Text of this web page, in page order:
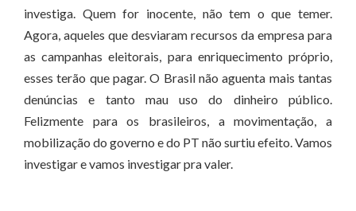
investiga. Quem for inocente, não tem o que temer.
Agora, aqueles que desviaram recursos da empresa para
as campanhas eleitorais, para enriquecimento próprio,
esses terão que pagar. O Brasil não aguenta mais tantas
denúncias e tanto mau uso do dinheiro público.
Felizmente para os brasileiros, a movimentação, a
mobilização do governo e do PT não surtiu efeito. Vamos
investigar e vamos investigar pra valer.